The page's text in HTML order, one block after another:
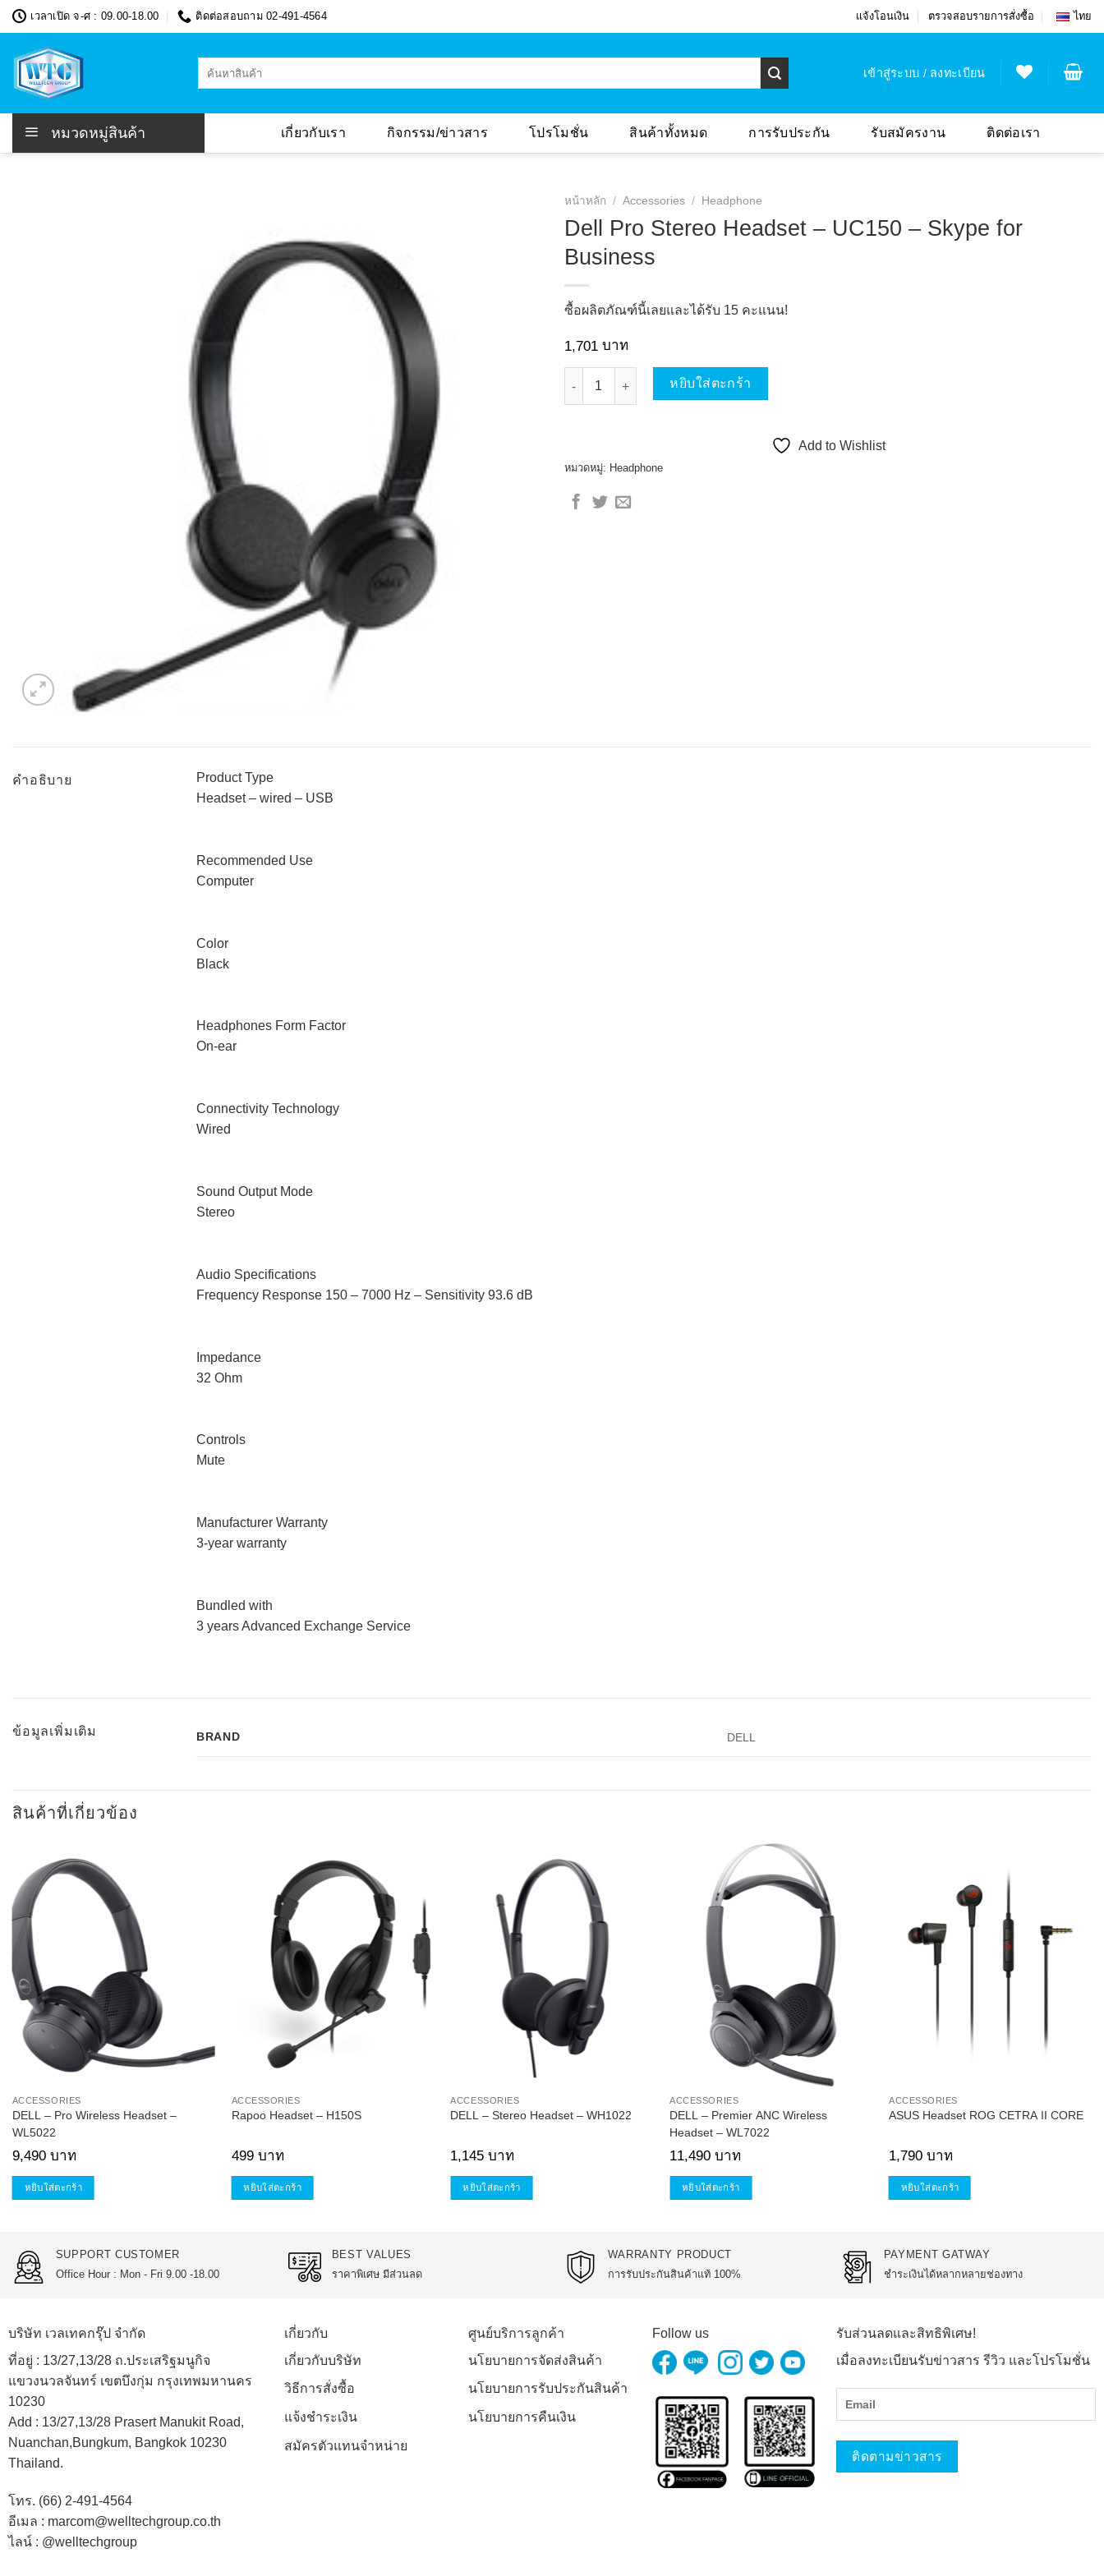
Skip
to
content
เวลาเปิด จ-ศ : 09.00-18.00 ติดต่อสอบถาม 02-491-4564 แจ้งโอนเงิน ตรวจสอบรายการสั่งซื้อ ไทย
เข้าสู่ระบบ / ลงทะเบียน
หมวดหมู่สินค้า เกี่ยวกับเรา กิจกรรม/ข่าวสาร โปรโมชั่น สินค้าทั้งหมด การรับประกัน รับสมัครงาน ติดต่อเรา
หน้าหลัก / Accessories / Headphone
Dell Pro Stereo Headset – UC150 – Skype for
Business
ซื้อผลิตภัณฑ์นี้เลยและได้รับ 15 คะแนน!
1,701 บาท
จำนวน Dell Pro Stereo Headset – UC150 – Skype for Business ชิ้น
หยิบใส่ตะกร้า
Add to Wishlist
หมวดหมู่: Headphone
คำอธิบาย
Product Type
Headset – wired – USB
Recommended Use
Computer
Color
Black
Headphones Form Factor
On-ear
Connectivity Technology
Wired
Sound Output Mode
Stereo
Audio Specifications
Frequency Response 150 – 7000 Hz – Sensitivity 93.6 dB
Impedance
32 Ohm
Controls
Mute
Manufacturer Warranty
3-year warranty
Bundled with
3 years Advanced Exchange Service
ข้อมูลเพิ่มเติม BRAND DELL
สินค้าที่เกี่ยวข้อง
ACCESSORIES
DELL – Pro Wireless Headset –
WL5022
9,490 บาท
หยิบใส่ตะกร้า
Add to
Wishlist
ACCESSORIES
Rapoo Headset – H150S
499 บาท
หยิบใส่ตะกร้า
Wishlist
ACCESSORIES
DELL – Stereo Headset – WH1022
1,145บาท
หยิบใส่ตะกร้า
Add to
Wishlist
ACCESSORIES
DELL – Premier ANC Wireless
Headset – WL7022
11,490บาท
หยิบใส่ตะกร้า
Wishlist
ACCESSORIES
ASUS Headset ROG CETRA II CORE
1,790 บาท
หยิบใส่ตะกร้า
SUPPORT CUSTOMER
Office Hour : Mon - Fri 9.00 -18.00
BEST VALUES
ราคาพิเศษ มีส่วนลด
WARRANTY PRODUCT
การรับประกันสินค้าแท้ 100%
PAYMENT GATWAY
ชำระเงินได้หลากหลายช่องทาง
บริษัท เวลเทคกรุ๊ป จำกัด
ที่อยู่ : 13/27,13/28 ถ.ประเสริฐมนูกิจ
แขวงนวลจันทร์ เขตบึงกุ่ม กรุงเทพมหานคร
10230
Add : 13/27,13/28 Prasert Manukit Road,
Nuanchan,Bungkum, Bangkok 10230
Thailand.
โทร. (66) 2-491-4564
อีเมล : marcom@welltechgroup.co.th
ไลน์ : @welltechgroup
เกี่ยวกับ
เกี่ยวกับบริษัท
วิธีการสั่งซื้อ
แจ้งชำระเงิน
สมัครตัวแทนจำหน่าย
ศูนย์บริการลูกค้า
นโยบายการจัดส่งสินค้า
นโยบายการรับประกันสินค้า
นโยบายการคืนเงิน
Follow us
รับส่วนลดและสิทธิพิเศษ!
เมื่อลงทะเบียนรับข่าวสาร รีวิว และโปรโมชั่น